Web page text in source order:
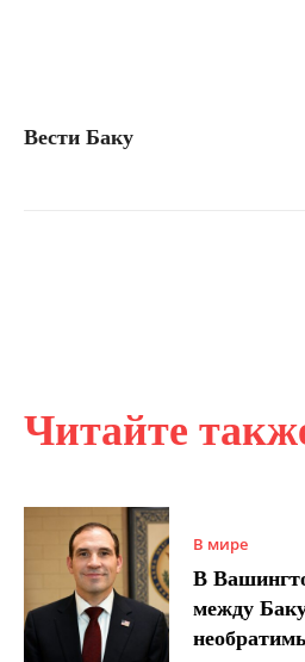
Читайте
В мире
В
между
Вести Баку